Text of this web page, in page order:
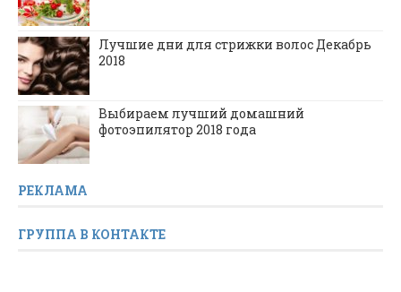
Лучшие дни для стрижки волос Декабрь
2018
Выбираем лучший домашний
фотоэпилятор 2018 года
РЕКЛАМА
ГРУППА В КОНТАКТЕ